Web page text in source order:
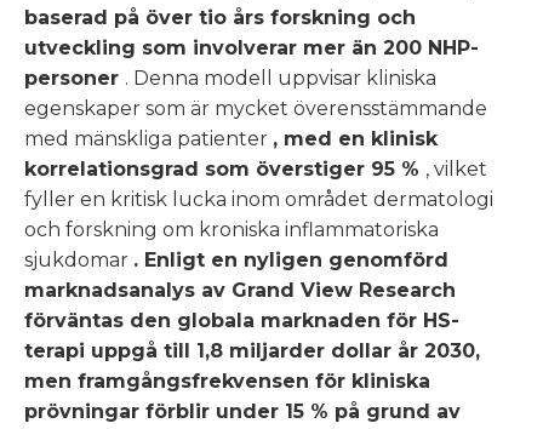
baserad på över tio års forskning och
utveckling som involverar mer än 200 NHP-
personer . Denna modell uppvisar kliniska
egenskaper som är mycket överensstämmande
med mänskliga patienter , med en klinisk
korrelationsgrad som överstiger 95 % , vilket
fyller en kritisk lucka inom området dermatologi
och forskning om kroniska inflammatoriska
sjukdomar . Enligt en nyligen genomförd
marknadsanalys av Grand View Research
förväntas den globala marknaden för HS-
terapi uppgå till 1,8 miljarder dollar år 2030,
men framgångsfrekvensen för kliniska
prövningar förblir under 15 % på grund av